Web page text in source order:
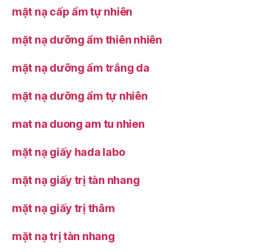
mặt nạ cấp ẩm tự nhiên
mặt nạ dưỡng ẩm thiên nhiên
mặt nạ dưỡng ẩm trắng da
mặt nạ dưỡng ẩm tự nhiên
mat na duong am tu nhien
mặt nạ giấy hada labo
mặt nạ giấy trị tàn nhang
mặt nạ giấy trị thâm
mặt nạ trị tàn nhang